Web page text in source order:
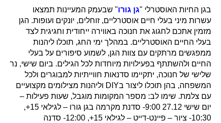
בגן החיות האוסטרלי "גן גורו" שבעמק המעיינות תמצאו
עשרות מיני בעלי חיים אוסטרליים, זוחלים, יונקים ועופות. הגן
מזמין אתכם לחגוג את חנוכה באווירה ייחודית וחגיגית לצד
בעלי החיים האוסטרליים. במהלך ימי החג, תוכלו ליהנות
ממפגשים מרתקים עם צוות הגן, לשמוע סיפורים על בעלי
החיים ולהשתתף בפעילויות מיוחדות לכל הגילים. ביום שישי, נר
שלישי של חנוכה, יתקיימו סדנאות חווייתיות למבוגרים ולכל
המשפחה, בהן תוכלו ליצור בDIY וליהנות מצילומים מקצועיים
עם צלמת. שימו לב: מספר המקומות מוגבל, שעות פעילות –
יום שישי 27.12 9:00- סדנת מקרמה בגן גורו – לגילאי 15+,
10:30- ציור – פיינט-דייט – לגילאי 15+, 12:00- סדנה